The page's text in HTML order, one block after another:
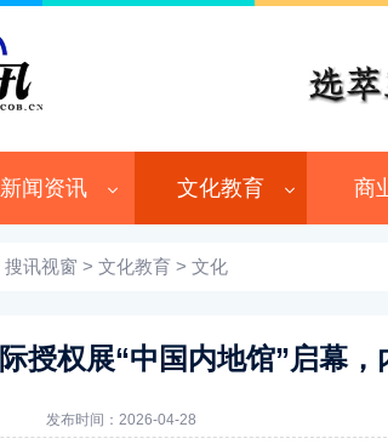
新闻资讯 文化教育 商
搜讯视窗 > 文化教育 > 文化
授权展“中国内地馆”启幕
发布时间：2026-04-28